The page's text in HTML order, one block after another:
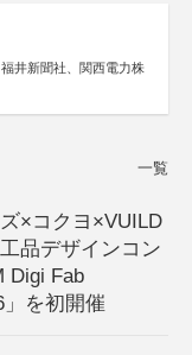
井新聞社、関西電力株
一覧
×コクヨ×VUILD
品デザインコン
Digi Fab
」を初開催